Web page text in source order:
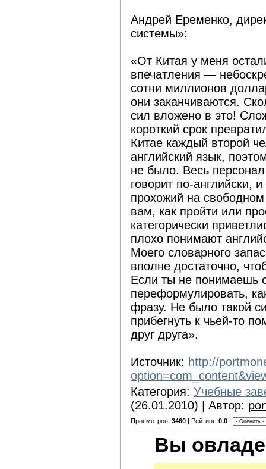
Андрей Еременко,
системы»:
«От Китая у меня
впечатления —
сотни миллионов
они заканчиваются.
сил вложено в это!
короткий срок
Китае каждый второй
английский язык,
не было. Весь
говорит по-английски,
прохожий на
вам, как пройти или
категорически
плохо понимают
Моего словарного
вполне достаточно,
Если ты не понимаешь
переформулировать,
фразу. Не было такой
прибегнуть к чьей-то
друг друга».
Источник: http://
Категория: Учебные
(26.01.2010) | Автор:
Просмотров: 3460 | Рейтинг: 0.0
Вы